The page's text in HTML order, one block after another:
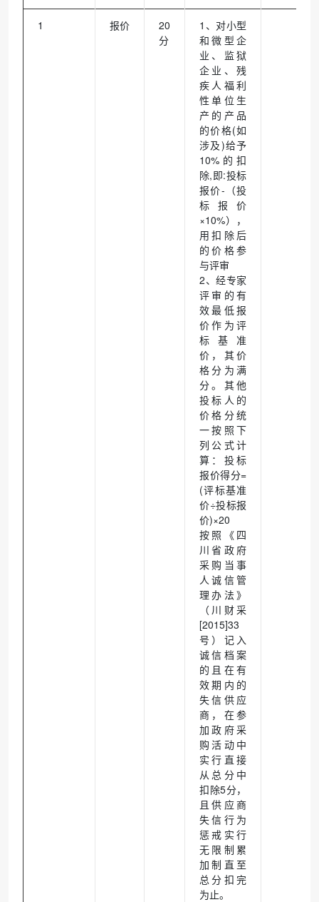
1 报价
20
分
1、对小型
和微型企
业、监狱
企业、残
疾人福利
性单位生
产的产品
的价格(如
涉及)给予
10%的扣
除,即:投标
报价-（投
标报价
×10%），
用扣除后
的价格参
与评审
2、经专家
评审的有
效最低报
价作为评
标基准
价，其价
格分为满
分。其他
投标人的
价格分统
一按照下
列公式计
算：投标
报价得分=
(评标基准
价÷投标报
价)×20
按照《四
川省政府
采购当事
人诚信管
理办法》
（川财采
[2015]33
号）记入
诚信档案
的且在有
效期内的
失信供应
商，在参
加政府采
购活动中
实行直接
从总分中
扣除5分，
且供应商
失信行为
惩戒实行
无限制累
加制直至
总分扣完
为止。